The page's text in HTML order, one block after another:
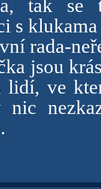
tak se
s
rada-
jsou
lidí, ve
nic